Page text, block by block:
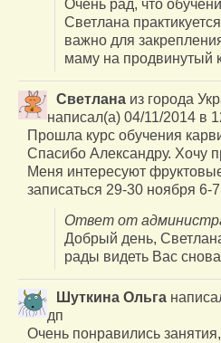
Очень рад, что
Светлана
важно для
маму на продвинутый
Светлана из города
написал(а) 04/11/2014 в
Прошла курс обучения
Спасибо Александру. Хочу
Меня интересуют
записаться 29-30 ноября 6-
Ответ от
Добрый день,
рады видеть Вас
Шуткина Ольга
дп
Очень понравились